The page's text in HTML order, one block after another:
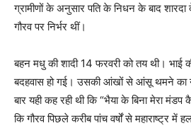
ग्रामीणों के अनुसार पति के निधन के बाद
गौरव पर निर्भर थीं।
बहन मधु की शादी 14 फरवरी को तय थी। भाई
बदहवास हो गई। उसकी आंखों से आंसू थमने का
बार यही कह रही थी कि “भैया के बिना मेरा मंडप
कि गौरव पिछले करीब पांच वर्षों से महाराष्ट्र में